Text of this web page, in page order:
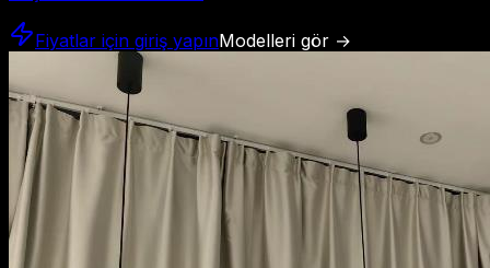
Fiyatlar için giriş yapınModelleri gör →